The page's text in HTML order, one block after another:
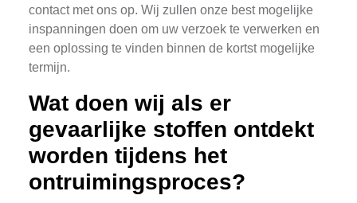
contact met ons op. Wij zullen onze best mogelijke
inspanningen doen om uw verzoek te verwerken en
een oplossing te vinden binnen de kortst mogelijke
termijn.
Wat doen wij als er
gevaarlijke stoffen ontdekt
worden tijdens het
ontruimingsproces?